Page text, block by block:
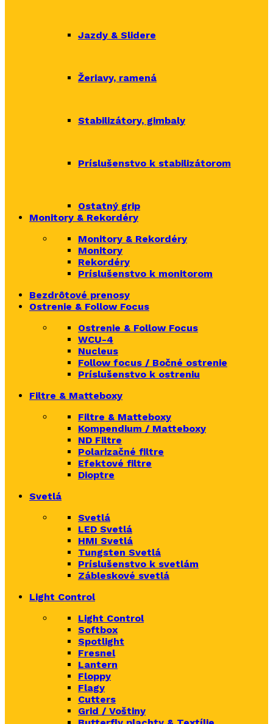
Jazdy & Slidere
Žeriavy, ramená
Stabilizátory, gimbaly
Príslušenstvo k stabilizátorom
Ostatný grip
Monitory & Rekordéry
Monitory & Rekordéry
Monitory
Rekordéry
Príslušenstvo k monitorom
Bezdrôtové prenosy
Ostrenie & Follow Focus
Ostrenie & Follow Focus
WCU-4
Nucleus
Follow focus / Bočné ostrenie
Príslušenstvo k ostreniu
Filtre & Matteboxy
Filtre & Matteboxy
Kompendium / Matteboxy
ND Filtre
Polarizačné filtre
Efektové filtre
Dioptre
Svetlá
Svetlá
LED Svetlá
HMI Svetlá
Tungsten Svetlá
Príslušenstvo k svetlám
Zábleskové svetlá
Light Control
Light Control
Softbox
Spotlight
Fresnel
Lantern
Floppy
Flagy
Cutters
Grid / Voštiny